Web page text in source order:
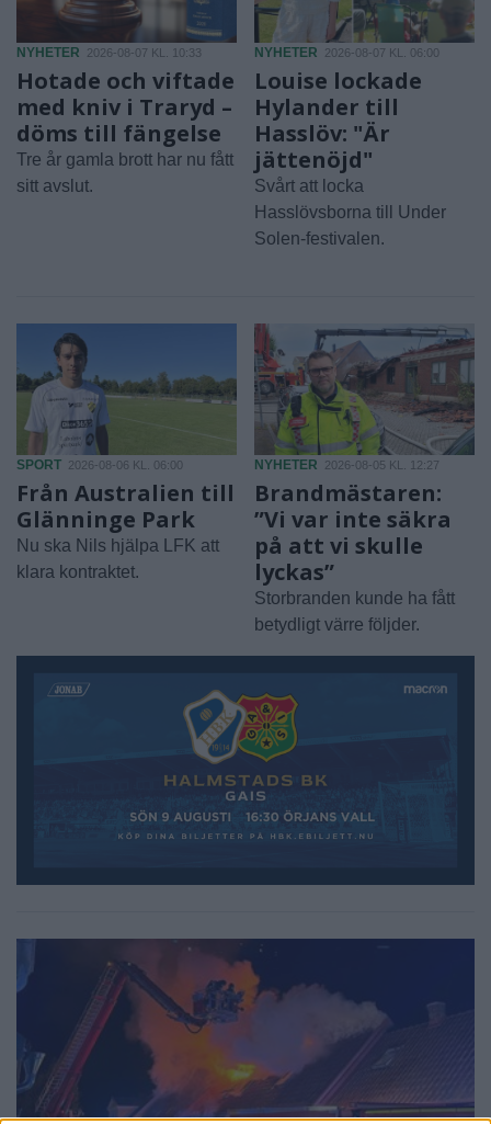
NYHETER 2026-08-07 KL. 10:33
Hotade och viftade
med kniv i Traryd –
döms till fängelse
Tre år gamla brott har nu fått
sitt avslut.
NYHETER 2026-08-07 KL. 06:00
Louise lockade
Hylander till
Hasslöv: "Är
jättenöjd"
Svårt att locka
Hasslövsborna till Under
Solen-festivalen.
SPORT 2026-08-06 KL. 06:00
Från Australien till
Glänninge Park
Nu ska Nils hjälpa LFK att
klara kontraktet.
NYHETER 2026-08-05 KL. 12:27
Brandmästaren:
”Vi var inte säkra
på att vi skulle
lyckas”
Storbranden kunde ha fått
betydligt värre följder.